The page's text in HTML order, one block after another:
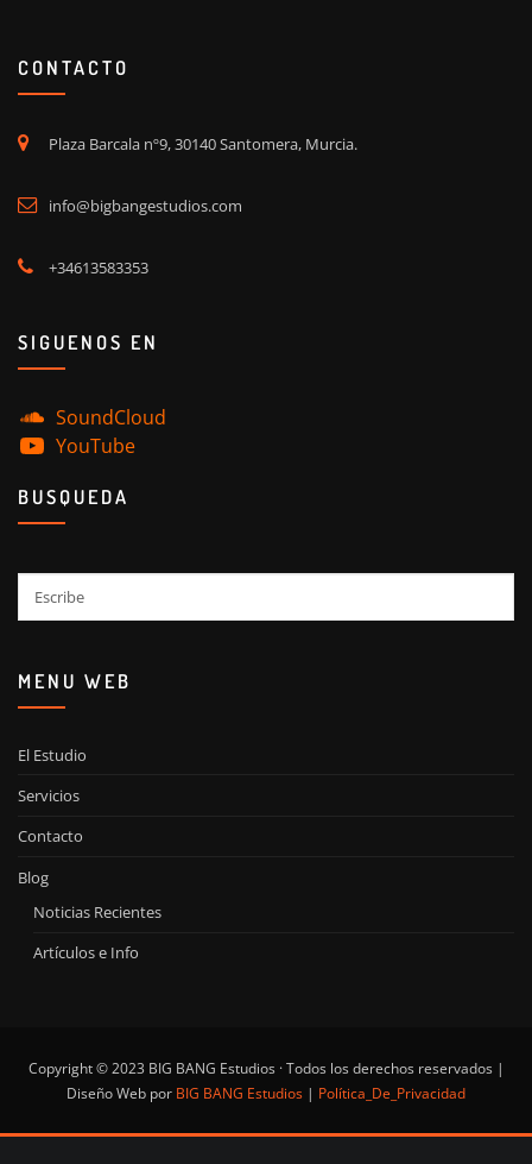
CONTACTO
Plaza Barcala nº9, 30140 Santomera, Murcia.
info@bigbangestudios.com
+34613583353
SIGUENOS EN
SoundCloud
YouTube
BUSQUEDA
MENU WEB
El Estudio
Servicios
Contacto
Blog
Noticias Recientes
Artículos e Info
Copyright © 2023 BIG BANG Estudios · Todos los derechos reservados |
Diseño Web por BIG BANG Estudios | Política_De_Privacidad